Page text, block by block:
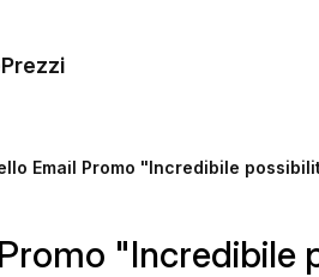
Prezzi
Email Promo "Incredibile
"Incredibile